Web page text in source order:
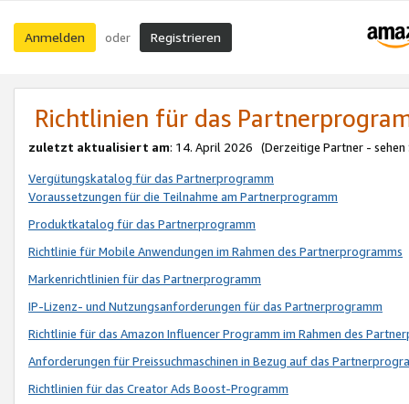
Anmelden oder Registrieren
Richtlinien für das
zuletzt aktualisiert am: 14. April 2026 (Derzeitige Partner - sehen
Vergütungskatalog für das Partnerprogramm
Voraussetzungen für die Teilnahme am Partnerprogramm
Produktkatalog für das Partnerprogramm
Richtlinie für Mobile Anwendungen im Rahmen des Partnerprogramms
Markenrichtlinien für das Partnerprogramm
IP-Lizenz- und Nutzungsanforderungen für das Partnerprogramm
Richtlinie für das Amazon Influencer Programm im Rahmen des
Anforderungen für Preissuchmaschinen in Bezug auf das
Richtlinien für das Creator Ads Boost-Programm